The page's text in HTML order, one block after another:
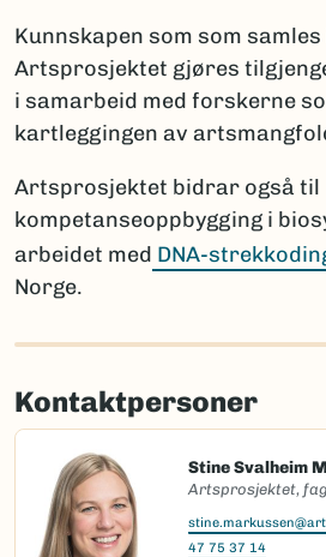
Kunnskapen som som
Artsprosjektet gjøres
i samarbeid med forskerne
kartleggingen av
Artsprosjektet bidrar også til
kompetanseoppbygging i
arbeidet med DNA-
Norge.
Kontaktpersoner
Stine Svalheim
Artsprosjektet,
47 75 37 14